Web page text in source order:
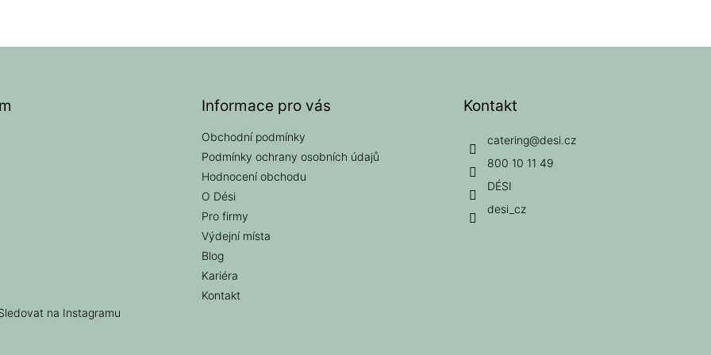
na Instagramu
Informace pro vás
Obchodní podmínky
Podmínky ochrany osobních údajů
Hodnocení obchodu
O Dési
Pro firmy
Výdejní místa
Blog
Kariéra
Kontakt
Kontakt
catering@desi.cz
800 10 11 49
DÉSI
desi_cz